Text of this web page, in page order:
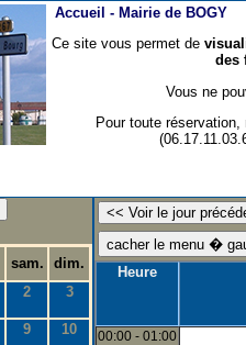
Accueil - Mairie de BOGY
Ce site vous permet de
des
Vous ne
Pour toute
sam.
dim.
2 3
9 10
Heure
00:00 - 01:00